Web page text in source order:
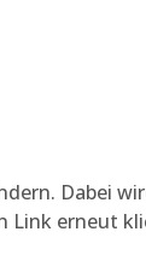
Dabei
Link erneut